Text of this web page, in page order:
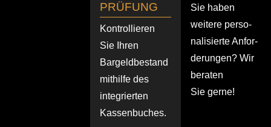
PRÜFUNG
Kontrol­lieren
Sie Ihren
Bargeld­be­stand
mithilfe des
integrierten
Kassenbuches.
Sie haben
weitere perso­
na­li­sierte Anfor­
de­rungen? Wir
beraten
Sie gerne!